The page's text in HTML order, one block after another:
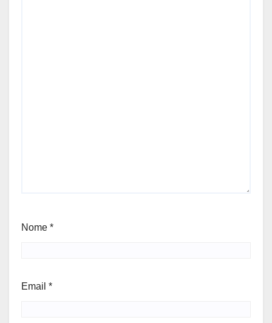
Nome *
Email *